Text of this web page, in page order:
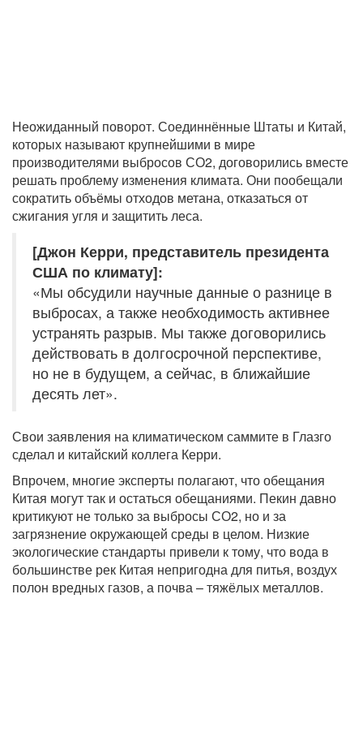
Неожиданный поворот. Соединнённые Штаты и Китай,
которых называют крупнейшими в мире
производителями выбросов СО2, договорились вместе
решать проблему изменения климата. Они пообещали
сократить объёмы отходов метана, отказаться от
сжигания угля и защитить леса.
[Джон Керри, представитель президента
США по климату]:
«Мы обсудили научные данные о разнице в
выбросах, а также необходимость активнее
устранять разрыв. Мы также договорились
действовать в долгосрочной перспективе,
но не в будущем, а сейчас, в ближайшие
десять лет».
Свои заявления на климатическом саммите в Глазго
сделал и китайский коллега Керри.
Впрочем, многие эксперты полагают, что обещания
Китая могут так и остаться обещаниями. Пекин давно
критикуют не только за выбросы СО2, но и за
загрязнение окружающей среды в целом. Низкие
экологические стандарты привели к тому, что вода в
большинстве рек Китая непригодна для питья, воздух
полон вредных газов, а почва – тяжёлых металлов.